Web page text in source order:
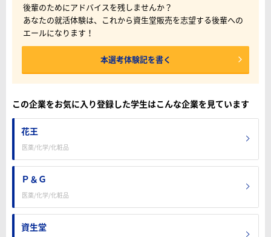
後輩のためにアドバイスを残しませんか？
あなたの就活体験は、これから資生堂販売を志望する後輩への
エールになります！
本選考体験記を書く
この企業をお気に入り登録した学生はこんな企業を見ています
花王
医薬/化学/化粧品
Ｐ＆Ｇ
医薬/化学/化粧品
資生堂